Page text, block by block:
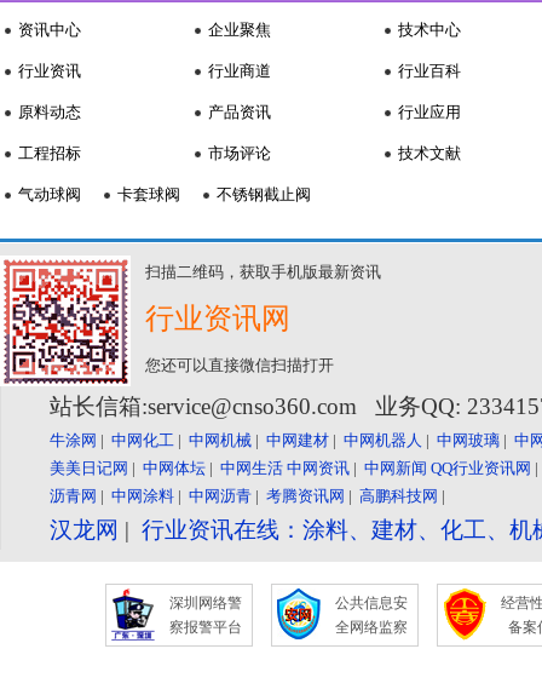
资讯中心
行业资讯
原料动态
工程招标
企业聚焦
行业商道
产品资讯
市场评论
技术中心
行业百科
行业应用
技术文献
气动球阀 卡套球阀 不锈钢截止阀
扫描二维码，获取手机版最新资讯
行业资讯网
您还可以直接微信扫描打开
站长信箱:service@cnso360.com 业务QQ:
牛涂网 | 中网化工 | 中网机械 | 中网建材 | 中网机器人 | 中网玻璃 | 中
美美日记网 | 中网体坛 | 中网生活 中网资讯 | 中网新闻 QQ行业资讯网
沥青网 | 中网涂料 | 中网沥青 | 考腾资讯网 | 高鹏科技网 |
汉龙网 | 行业资讯在线：涂料、建材、化工、
深圳网络警
察报警平台
公共信息安
全网络监察
经营
备案